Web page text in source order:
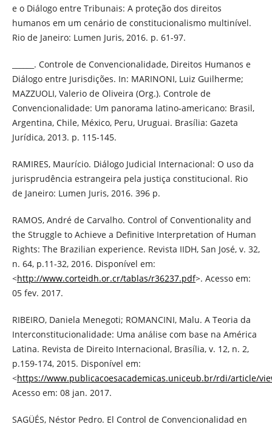
e o Diálogo entre Tribunais: A proteção dos direitos
humanos em um cenário de constitucionalismo multinível.
Rio de Janeiro: Lumen Juris, 2016. p. 61-97.
______. Controle de Convencionalidade, Direitos Humanos e
Diálogo entre Jurisdições. In: MARINONI, Luiz Guilherme;
MAZZUOLI, Valerio de Oliveira (Org.). Controle de
Convencionalidade: Um panorama latino-americano: Brasil,
Argentina, Chile, México, Peru, Uruguai. Brasília: Gazeta
Jurídica, 2013. p. 115-145.
RAMIRES, Maurício. Diálogo Judicial Internacional: O uso da
jurisprudência estrangeira pela justiça constitucional. Rio
de Janeiro: Lumen Juris, 2016. 396 p.
RAMOS, André de Carvalho. Control of Conventionality and
the Struggle to Achieve a Definitive Interpretation of Human
Rights: The Brazilian experience. Revista IIDH, San José, v. 32,
n. 64, p.11-32, 2016. Disponível em:
<http://www.corteidh.or.cr/tablas/r36237.pdf>. Acesso em:
05 fev. 2017.
RIBEIRO, Daniela Menegoti; ROMANCINI, Malu. A Teoria da
Interconstitucionalidade: Uma análise com base na América
Latina. Revista de Direito Internacional, Brasília, v. 12, n. 2,
p.159-174, 2015. Disponível em:
<https://www.publicacoesacademicas.uniceub.br/rdi/article/
Acesso em: 08 jan. 2017.
SAGÜÉS, Néstor Pedro. El Control de Convencionalidad en